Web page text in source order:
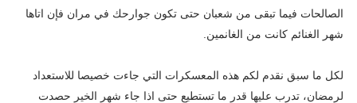
الصالحات فيما تبقى من شعبان حتى تكون جوارحك في مران فإن اتاها
شهر الغنائم كانت من الغانمين.
لكل ما سبق نقدم لكم هذه المعسكرات التي جاءت خصيصا للاستعداد
لرمضان، تدرب عليها قدر ما تستطيع حتى اذا جاء شهر الخير حصدت